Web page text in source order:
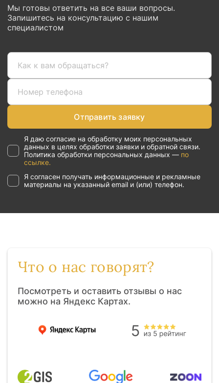
Мы готовы ответить на все ваши вопросы.
Запишитесь на консультацию с нашим
специалистом
Отправить заявку
Я даю согласие на обработку моих персональных
данных в целях обработки заявки и обратной связи.
Политика обработки персональных данных — по
ссылке.
Я согласен получать информационные и рекламные
материалы на указанный email и (или) телефон.
Что о нас говорят?
Посмотреть и оставить отзывы о нас
можно на Яндекс Картах.